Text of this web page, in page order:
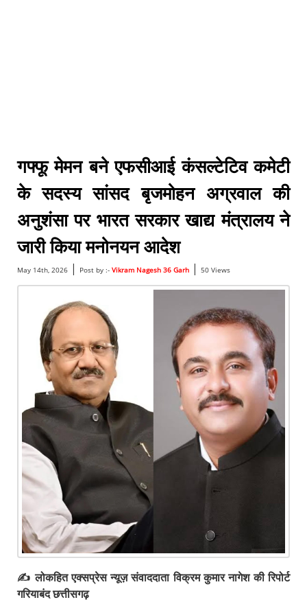
गफ्फू मेमन बने एफसीआई कंसल्टेटिव कमेटी
के सदस्य सांसद बृजमोहन अग्रवाल की
अनुशंसा पर भारत सरकार खाद्य मंत्रालय ने
जारी किया मनोनयन आदेश
May 14th, 2026| Post by :- Vikram Nagesh 36 Garh| 50 Views
✍️ लोकहित एक्सप्रेस न्यूज़ संवाददाता विक्रम कुमार नागेश की रिपोर्ट
गरियाबंद छत्तीसगढ़